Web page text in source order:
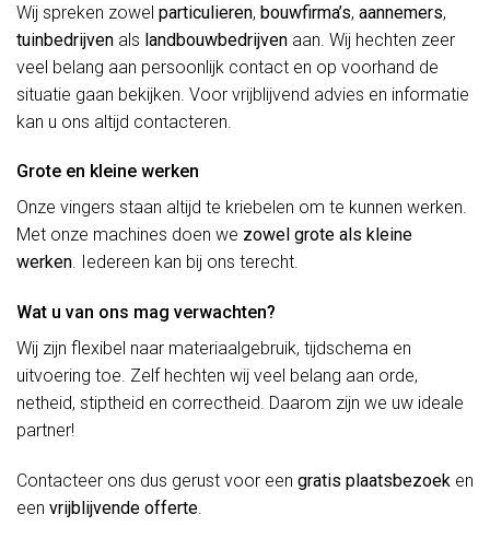
Wij spreken zowel particulieren, bouwfirma’s, aannemers,
tuinbedrijven als landbouwbedrijven aan. Wij hechten zeer
veel belang aan persoonlijk contact en op voorhand de
situatie gaan bekijken. Voor vrijblijvend advies en informatie
kan u ons altijd contacteren.
Grote en kleine werken
Onze vingers staan altijd te kriebelen om te kunnen werken.
Met onze machines doen we zowel grote als kleine
werken. Iedereen kan bij ons terecht.
Wat u van ons mag verwachten?
Wij zijn flexibel naar materiaalgebruik, tijdschema en
uitvoering toe. Zelf hechten wij veel belang aan orde,
netheid, stiptheid en correctheid. Daarom zijn we uw ideale
partner!
Contacteer ons dus gerust voor een gratis plaatsbezoek en
een vrijblijvende offerte.